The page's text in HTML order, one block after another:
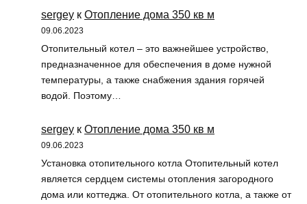
sergey к Отопление дома 350 кв м
09.06.2023
Отопительный котел – это важнейшее устройство,
предназначенное для обеспечения в доме нужной
температуры, а также снабжения здания горячей
водой. Поэтому…
sergey к Отопление дома 350 кв м
09.06.2023
Установка отопительного котла Отопительный котел
является сердцем системы отопления загородного
дома или коттеджа. От отопительного котла, а также от